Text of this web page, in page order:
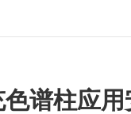
谱柱应